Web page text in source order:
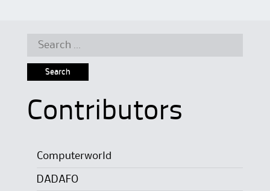
Search
Contributors
Computerworld
DADAFO